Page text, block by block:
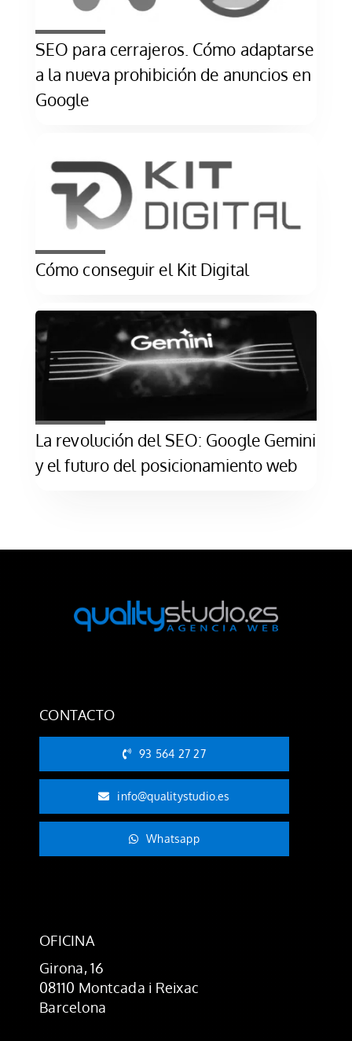
SEO para cerrajeros. Cómo adaptarse
a la nueva prohibición de anuncios en
Google
Cómo conseguir el Kit Digital
La revolución del SEO: Google Gemini
y el futuro del posicionamiento web
CONTACTO
93 564 27 27
info@qualitystudio.es
Whatsapp
OFICINA
Girona, 16
08110 Montcada i Reixac
Barcelona